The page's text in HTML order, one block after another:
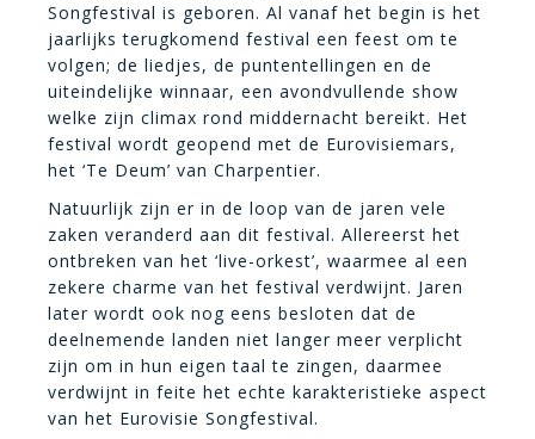
Songfestival is geboren. Al vanaf het begin is het
jaarlijks terugkomend festival een feest om te
volgen; de liedjes, de puntentellingen en de
uiteindelijke winnaar, een avondvullende show
welke zijn climax rond middernacht bereikt. Het
festival wordt geopend met de Eurovisiemars,
het ‘Te Deum’ van Charpentier.
Natuurlijk zijn er in de loop van de jaren vele
zaken veranderd aan dit festival. Allereerst het
ontbreken van het ‘live-orkest’, waarmee al een
zekere charme van het festival verdwijnt. Jaren
later wordt ook nog eens besloten dat de
deelnemende landen niet langer meer verplicht
zijn om in hun eigen taal te zingen, daarmee
verdwijnt in feite het echte karakteristieke aspect
van het Eurovisie Songfestival.